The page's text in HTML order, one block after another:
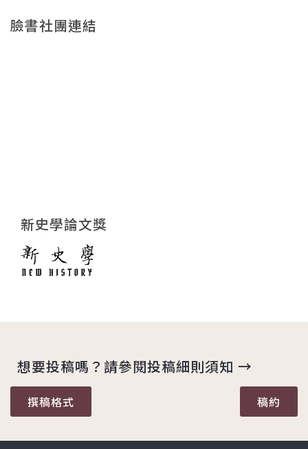
臉書社團連結
新史學論文獎
想要投稿嗎？請參閱投稿細則須知 →
撰稿格式 稿約